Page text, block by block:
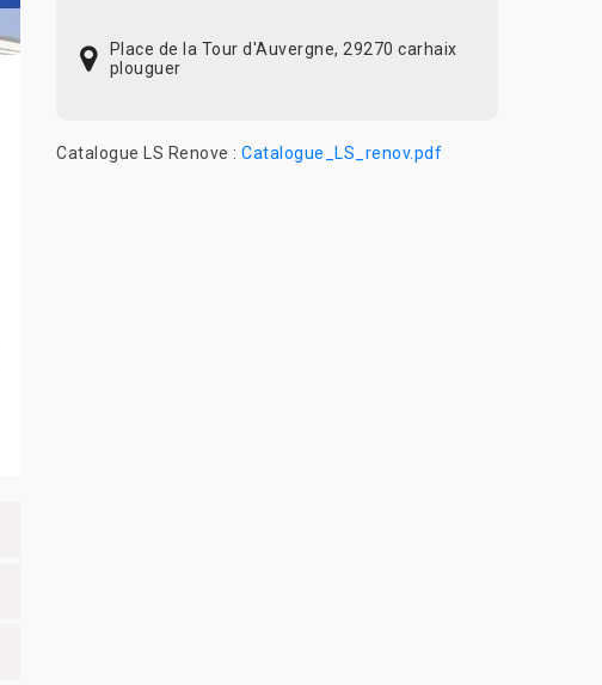
Place de la Tour d'Auvergne, 29270 carhaix
plouguer
Catalogue LS Renove : Catalogue_LS_renov.pdf